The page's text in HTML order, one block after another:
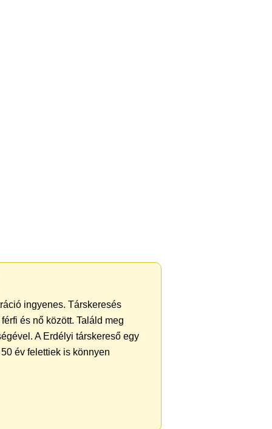
ingyenes. Társkeresés
és nő között. Találd meg
A Erdélyi társkereső egy
év felettiek is könnyen